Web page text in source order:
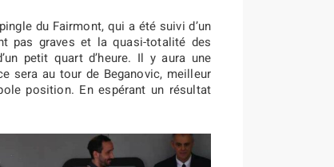
du Fairmont, qui a été suivi d’un
pas graves et la quasi-totalité des
petit quart d’heure. Il y aura une
sera au tour de Beganovic, meilleur
position. En espérant un résultat